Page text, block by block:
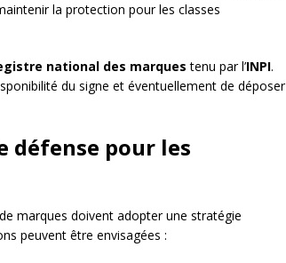
la protection pour les classes
national des marques tenu par l’INPI.
du signe et éventuellement de déposer
défense pour les
marques doivent adopter une stratégie
peuvent être envisagées :